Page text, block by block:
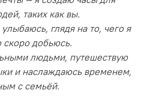
таких как вы.
глядя на то, чего я
скоро добьюсь.
людьми, путешествую
и наслаждаюсь временем,
с семьёй.